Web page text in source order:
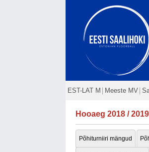
EST-LAT M Meeste MV
Hooaeg 2018 / 2019
Põhiturniiri mängud